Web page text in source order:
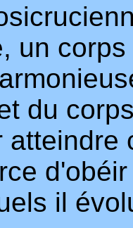
un
du
atteindre
il